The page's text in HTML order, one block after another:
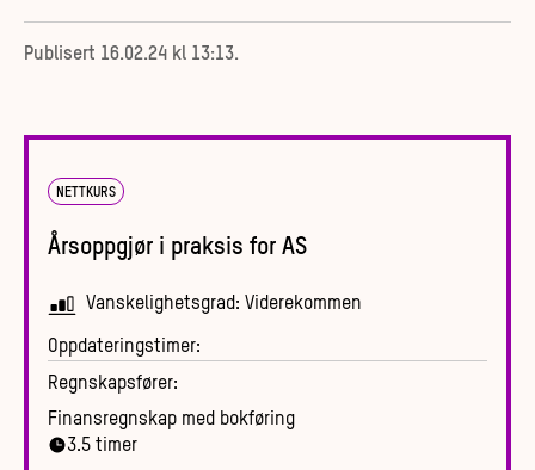
Publisert 16.02.24 kl 13:13.
NETTKURS
Årsoppgjør i praksis for AS
Vanskelighetsgrad: Viderekommen
Oppdateringstimer:
Regnskapsfører:
Finansregnskap med bokføring
3.5 timer